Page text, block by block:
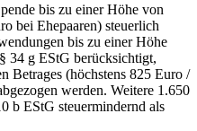
bis zu einer Höhe von
bei Ehepaaren) steuerlich
bis zu einer Höhe
34 g EStG berücksichtigt,
Betrages (höchstens 825 Euro /
werden. Weitere 1.650
b EStG steuermindernd als